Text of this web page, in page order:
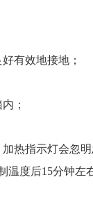
有效地接地；
；
指示灯会忽明
度后15分钟左